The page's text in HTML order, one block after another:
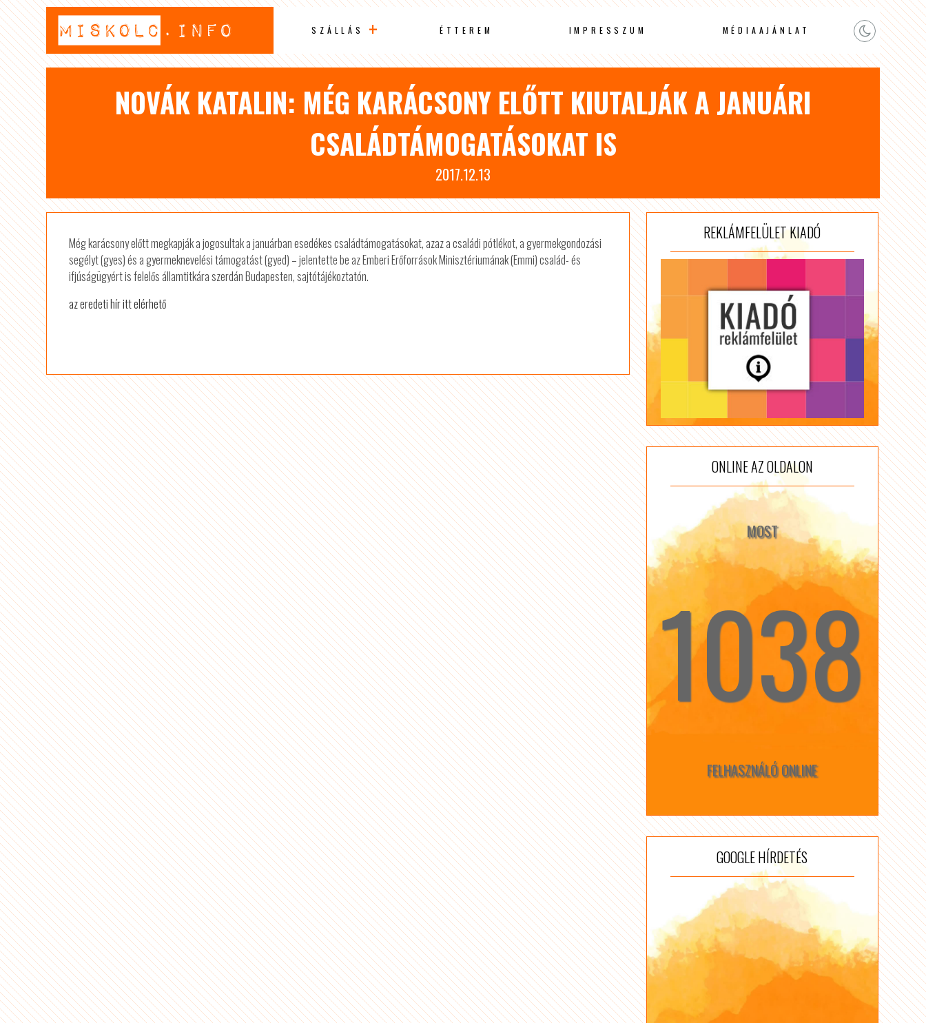
SZÁLLÁS ÉTTEREM IMPRESSZUM MÉDIAAJÁNLAT
NOVÁK KATALIN: MÉG KARÁCSONY ELŐTT KIUTALJÁK A JANUÁRI
CSALÁDTÁMOGATÁSOKAT IS
2017.12.13
Még karácsony előtt megkapják a jogosultak a januárban esedékes családtámogatásokat, azaz a családi pótlékot, a gyermekgondozási
segélyt (gyes) és a gyermeknevelési támogatást (gyed) – jelentette be az Emberi Erőforrások Minisztériumának (Emmi) család- és
ifjúságügyért is felelős államtitkára szerdán Budapesten, sajtótájékoztatón.
az eredeti hír itt elérhető
REKLÁMFELÜLET KIADÓ
ONLINE AZ OLDALON
MOST
☆ 1038 ☆
FELHASZNÁLÓ ONLINE
GOOGLE HÍRDETÉS